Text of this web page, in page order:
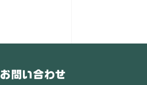
お問い合わせ